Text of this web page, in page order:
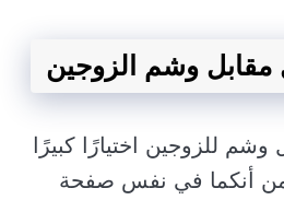
وشم للزوجين اختيارًا كبيرًا
من أنكما في نفس صفحة